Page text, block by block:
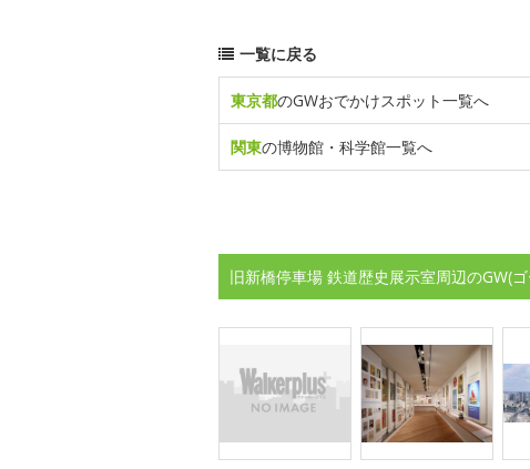
一覧に戻る
東京都のGWおでかけスポット一覧へ
関東の博物館・科学館一覧へ
旧新橋停車場 鉄道歴史展示室周辺のGW(